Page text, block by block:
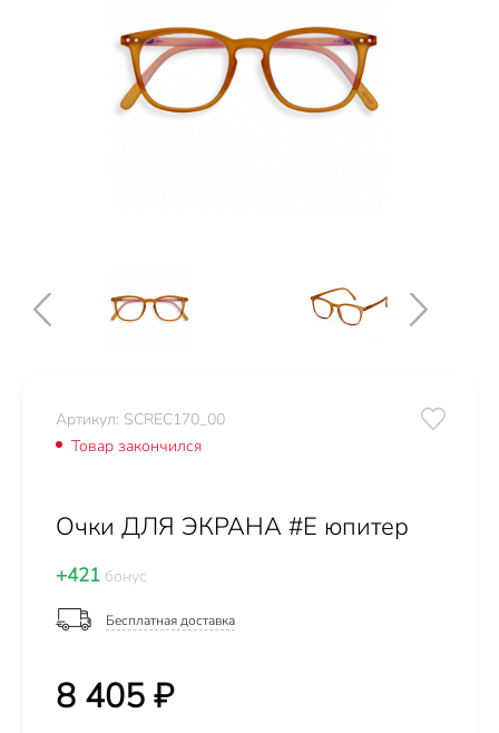
Артикул: SCREC170_00
Товар закончился
Очки ДЛЯ ЭКРАНА #E юпитер
+421 бонус
Бесплатная доставка
8 405 ₽